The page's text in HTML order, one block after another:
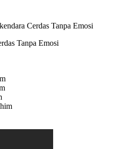
Cerdas Tanpa Emosi
Tanpa Emosi